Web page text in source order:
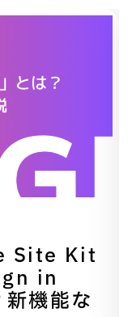
Site Kit
in
機能な